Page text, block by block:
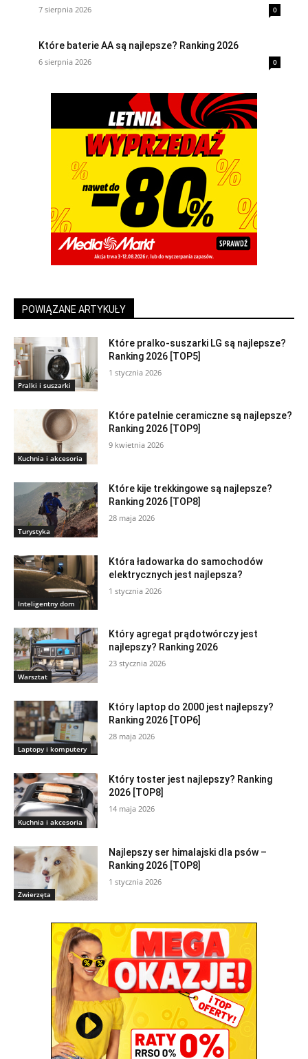
7 sierpnia 2026 0
Które baterie AA są najlepsze? Ranking 2026
6 sierpnia 2026 0
POWIĄZANE ARTYKUŁY
Pralki i suszarki
Które pralko-suszarki LG są najlepsze?
Ranking 2026 [TOP5]
1 stycznia 2026
Kuchnia i akcesoria
Które patelnie ceramiczne są najlepsze?
Ranking 2026 [TOP9]
9 kwietnia 2026
Turystyka
Które kije trekkingowe są najlepsze?
Ranking 2026 [TOP8]
28 maja 2026
Inteligentny dom
Która ładowarka do samochodów
elektrycznych jest najlepsza?
1 stycznia 2026
Warsztat
Który agregat prądotwórczy jest
najlepszy? Ranking 2026
23 stycznia 2026
Laptopy i komputery
Który laptop do 2000 jest najlepszy?
Ranking 2026 [TOP6]
28 maja 2026
Kuchnia i akcesoria
Który toster jest najlepszy? Ranking
2026 [TOP8]
14 maja 2026
Zwierzęta
Najlepszy ser himalajski dla psów –
Ranking 2026 [TOP8]
1 stycznia 2026